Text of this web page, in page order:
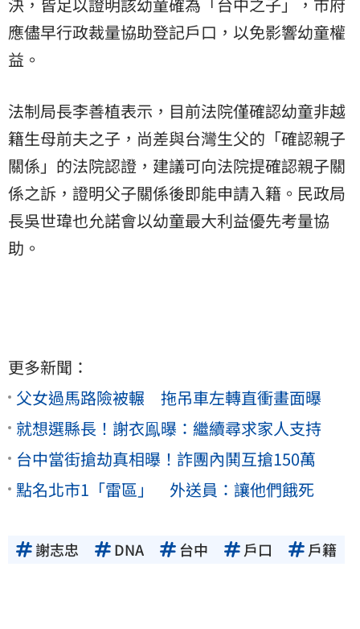
應儘早行政裁量協助登記戶口，以免影響幼童權
益。
法制局長李善植表示，目前法院僅確認幼童非越
籍生母前夫之子，尚差與台灣生父的「確認親子
關係」的法院認證，建議可向法院提確認親子關
係之訴，證明父子關係後即能申請入籍。民政局
長吳世瑋也允諾會以幼童最大利益優先考量協
助。
更多新聞：
父女過馬路險被輾 拖吊車左轉直衝畫面曝
就想選縣長！謝衣鳯曝：繼續尋求家人支持
台中當街搶劫真相曝！詐團內鬨互搶150萬
點名北市1「雷區」 外送員：讓他們餓死
謝志忠 DNA 台中 戶口 戶籍